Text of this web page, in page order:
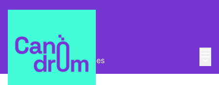
Pla Estratègic Propostes